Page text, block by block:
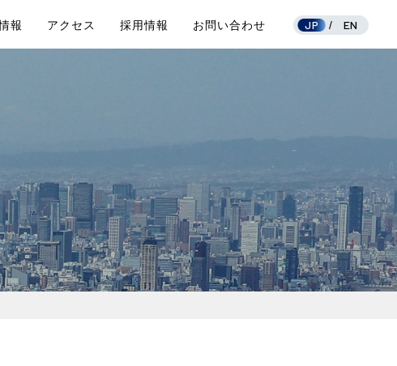
報 アクセス 採用情報 お問い合わせ JP / EN